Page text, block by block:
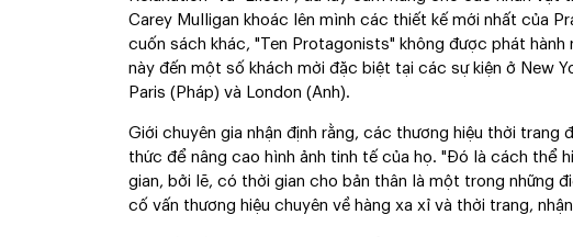
Carey Mulligan khoác lên mình các thiết kế mới nhất của
cuốn sách khác, "Ten Protagonists" không được phát
này đến một số khách mời đặc biệt tại các sự kiện ở New
Paris (Pháp) và London (Anh).
Giới chuyên gia nhận định rằng, các thương hiệu thời
thức để nâng cao hình ảnh tinh tế của họ. "Đó là cách thể
gian, bởi lẽ, có thời gian cho bản thân là một trong những
cố vấn thương hiệu chuyên về hàng xa xỉ và thời trang,